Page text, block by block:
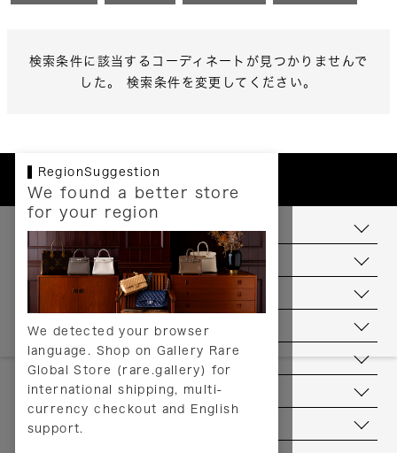
検索条件に該当するコーディネートが見つかりませんで
した。 検索条件を変更してください。
RegionSuggestion
We found a better store
for your region
We detected your browser
language. Shop on Gallery Rare
Global Store (rare.gallery) for
international shipping, multi-
currency checkout and English
support.
お支払いについて
配送について
送料について
返品について
ヘルプ
お問い合わせ